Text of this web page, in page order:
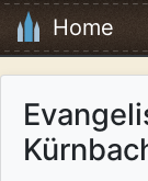
Home